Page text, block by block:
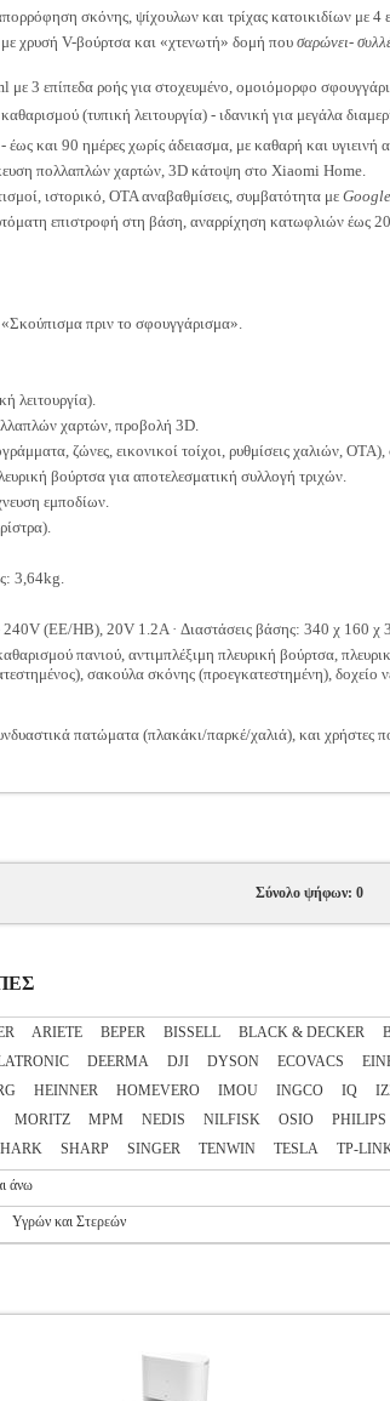
σκόνης, ψίχουλων και τρίχας κατοικιδίων με
χρυσή V-βούρτσα και «χτενωτή» δομή που σαρώνει-
με 3 επίπεδα ροής για στοχευμένο, ομοιόμορφο
(τυπική λειτουργία) - ιδανική για μεγάλα
και 90 ημέρες χωρίς άδειασμα, με καθαρή και υγιεινή
πολλαπλών χαρτών, 3D κάτοψη στο Xiaomi Home.
ιστορικό, OTA αναβαθμίσεις, συμβατότητα με
επιστροφή στη βάση, αναρρίχηση κατωφλιών έως
πριν το σφουγγάρισμα».
λειτουργία).
χαρτών, προβολή 3D.
ζώνες, εικονικοί τοίχοι, ρυθμίσεις χαλιών,
βούρτσα για αποτελεσματική συλλογή τριχών.
εμποδίων.
3,64kg.
240V (ΕΕ/ΗΒ), 20V 1.2A · Διαστάσεις βάσης: 340 χ 160 χ
πανιού, αντιμπλέξιμη πλευρική βούρτσα,
σακούλα σκόνης (προεγκατεστημένη), δοχείο
πατώματα (πλακάκι/παρκέ/χαλιά), και χρήστες
Σύνολο ψήφων: 0
ARIETE BEPER BISSELL BLACK & DECKER
DEERMA DJI DYSON ECOVACS
HEINNER HOMEVERO IMOU INGCO IQ
MORITZ MPM NEDIS NILFISK OSIO PHILIPS
SHARP SINGER TENWIN TESLA TP-
άνω
Υγρών και Στερεών